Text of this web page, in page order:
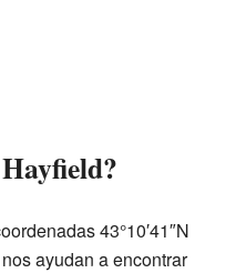
43°10′41″N
ayudan a encontrar